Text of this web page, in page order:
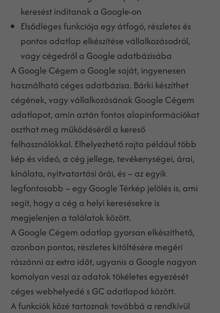
keresést indítanak a Google-on
Elsődleges funkciója egy átfogó, részletes és
pontos adatlap elkészítése vállalkozásodról,
vagy cégedről a Google adatbázisába
A Google Cégem a Google saját, ingyenesen
használható céges adatbázisa. Bárki készíthet
cégének, vagy vállalkozásának Google Cégem
adatlapot, amin aztán fontos alapinformációkat
oszthat meg működéséről a kereső
felhasználókkal. Elhelyezhető rajta például több
kép és videó, a cég jellege, tevékenységei, árai,
kínálata, nyitvatartási órái, és – az egyik
legfontosabb – egy Google Térkép jelölés is, ami
segít, hogy a cég a helyi keresésekre is
megjelenjen a találatok között.
A Google Cégem adatlap gyorsan elkészíthető,
azonban pontos, részletes kitöltésére megéri
rászánni az extra időt, ugyanis a Google nagyon
komolyan veszi az adatok tökéletes egyezését
céges webhelyedé s GC adatlapod között.
A funkciók közé tartoznak továbbá a rendkívül